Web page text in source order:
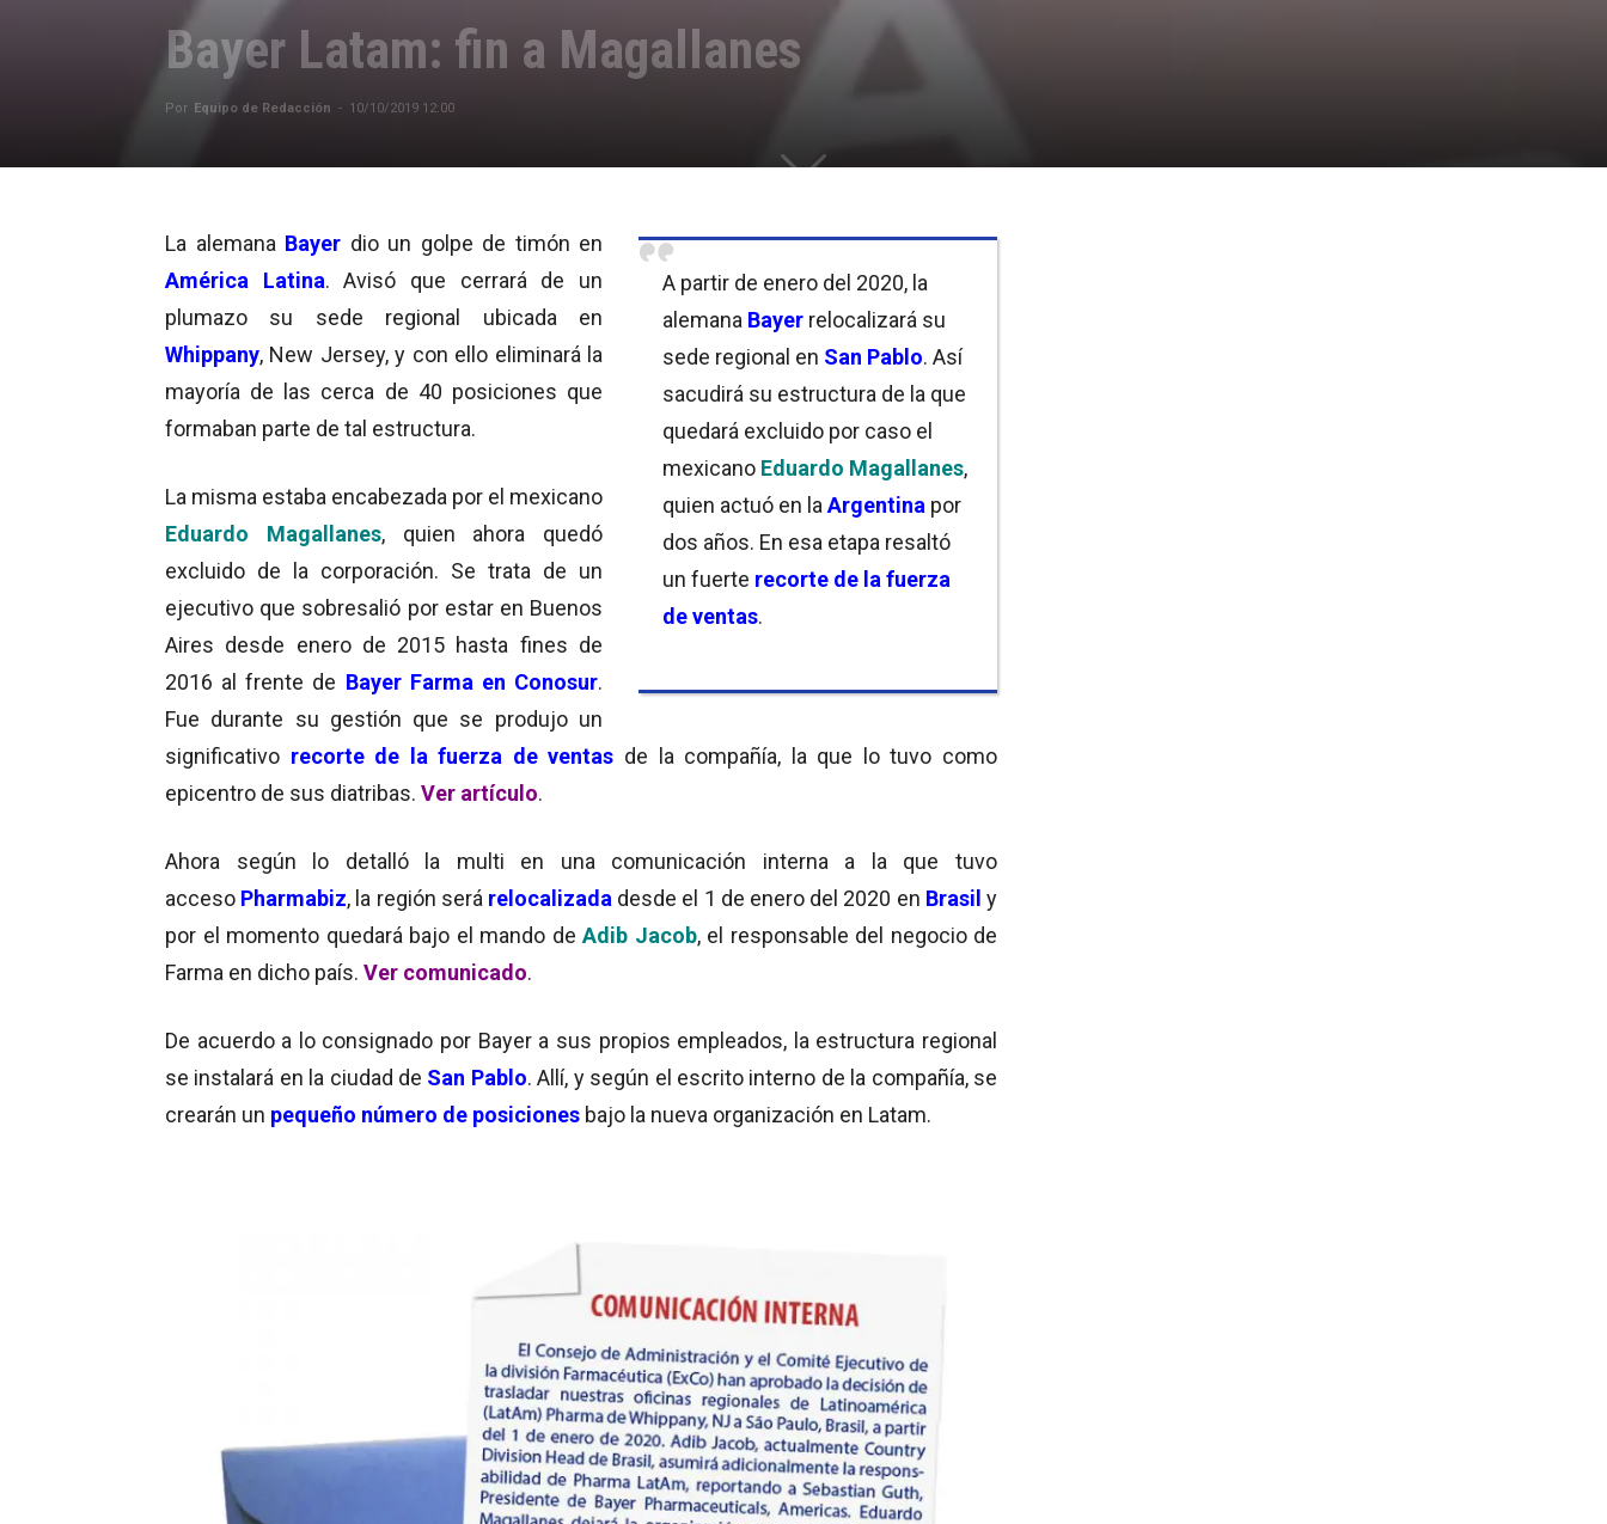
Bayer Latam: fin a Magallanes
Por Equipo de Redacción - 10/10/2019 12:00
A partir de enero del 2020, la
alemana Bayer relocalizará su
sede regional en San Pablo. Así
sacudirá su estructura de la que
quedará excluido por caso el
mexicano Eduardo Magallanes,
quien actuó en la Argentina por
dos años. En esa etapa resaltó
un fuerte recorte de la fuerza
de ventas.
La alemana Bayer dio un golpe de timón en
América Latina. Avisó que cerrará de un
plumazo su sede regional ubicada en
Whippany, New Jersey, y con ello eliminará la
mayoría de las cerca de 40 posiciones que
formaban parte de tal estructura.
La misma estaba encabezada por el mexicano
Eduardo Magallanes, quien ahora quedó
excluido de la corporación. Se trata de un
ejecutivo que sobresalió por estar en Buenos
Aires desde enero de 2015 hasta fines de
2016 al frente de Bayer Farma en Conosur.
Fue durante su gestión que se produjo un
significativo recorte de la fuerza de ventas de la compañía, la que lo tuvo como
epicentro de sus diatribas. Ver artículo.
Ahora según lo detalló la multi en una comunicación interna a la que tuvo
acceso Pharmabiz, la región será relocalizada desde el 1 de enero del 2020 en Brasily
por el momento quedará bajo el mando de Adib Jacob, el responsable del negocio de
Farma en dicho país. Ver comunicado.
De acuerdo a lo consignado por Bayer a sus propios empleados, la estructura regional
se instalará en la ciudad de San Pablo. Allí, y según el escrito interno de la compañía, se
crearán un pequeño número de posiciones bajo la nueva organización en Latam.